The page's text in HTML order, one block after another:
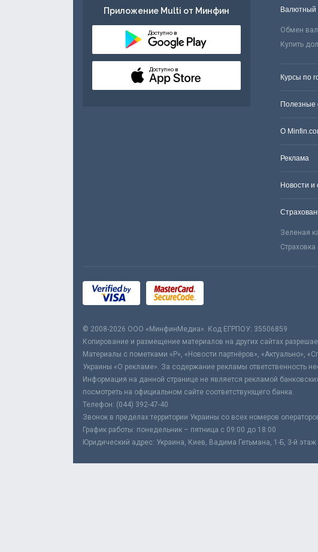
Приложение Multi от Минфин
Доступно в
Доступно в
Валютный
Обмен
Купить
Курсы по
Полезные
О
Реклама
Новости и
Зеленая
Страховка
© 2008-2026 ООО «МинфинМедиа». Код ЕГРПОУ: 35506859
Копирование и размещение материалов на других сайтах
Материалы с пометками «Р», «Новости партнёров», «Актуально»,
Украины «О рекламе». За содержание рекламы ответственность
Информация на данной странице не является рекламой
посмотреть на официальном сайте соответствующего банка.
Телефон: (044) 392-47-40
Звонок в пределах территории Украины со всех номеров
График работы: понедельник – пятница с 09:00 до 18:00
Юридический адрес: Украина, Киев, Вадима Гетьмана, 1-Б, 3-й этаж